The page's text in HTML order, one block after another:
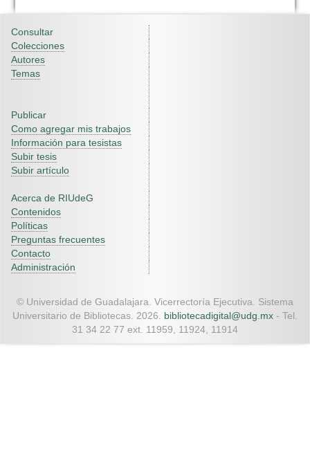
Consultar
Colecciones
Autores
Temas
Publicar
Como agregar mis trabajos
Información para tesistas
Subir tesis
Subir artículo
Acerca de RIUdeG
Contenidos
Políticas
Preguntas frecuentes
Contacto
Administración
© Universidad de Guadalajara. Vicerrectoría Ejecutiva. Sistema
Universitario de Bibliotecas. 2026. bibliotecadigital@udg.mx - Tel.
31 34 22 77 ext. 11959, 11924, 11914